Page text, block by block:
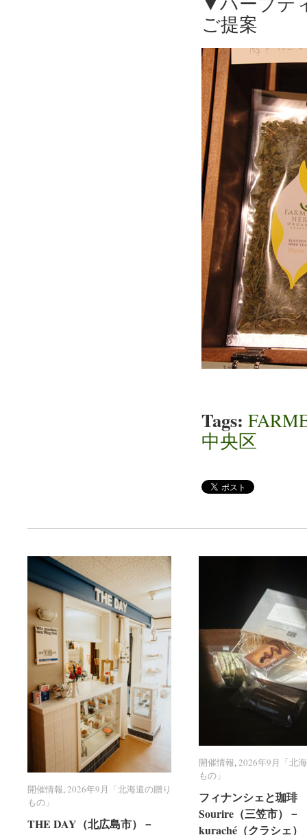
ご提案
Tags:
中央区
開催情報,2026年9月「北海道の贈り
もの」
THE DAY（北広島市）－
開催情報 2026年9月「北海道の贈り
もの」
THE DAY（北広島市）－
開催情報,2026年9月「北
もの」
フィナンシェと珈
Sourire（三笠市）－
kuraché（クラシェ）
開催情報 2026年9月「北
もの」
フィナンシェと珈
Sourire（三笠市）－
kuraché（クラシェ）